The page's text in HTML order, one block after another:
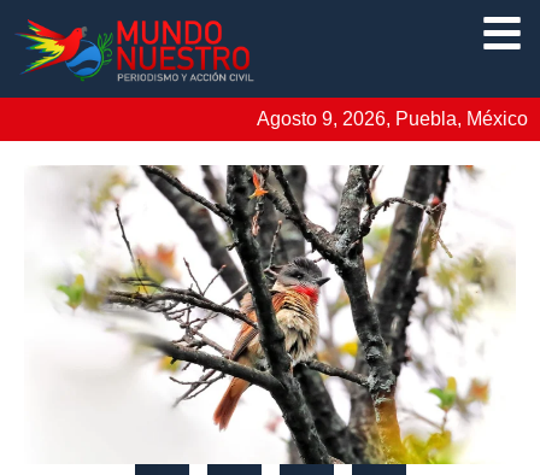
Agosto 9, 2026, Puebla, México